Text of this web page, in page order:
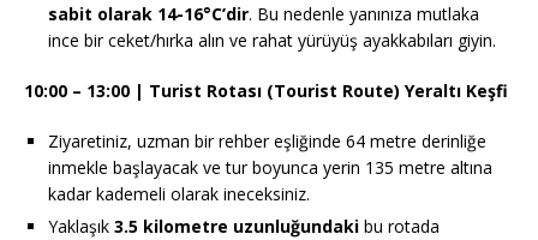
sabit olarak 14-16°C’dir. Bu nedenle yanınıza mutlaka
ince bir ceket/hırka alın ve rahat yürüyüş ayakkabıları giyin.
10:00 – 13:00 | Turist Rotası (Tourist Route) Yeraltı Keşfi
Ziyaretiniz, uzman bir rehber eşliğinde 64 metre derinliğe
inmekle başlayacak ve tur boyunca yerin 135 metre altına
kadar kademeli olarak ineceksiniz.
Yaklaşık 3.5 kilometre uzunluğundaki bu rotada